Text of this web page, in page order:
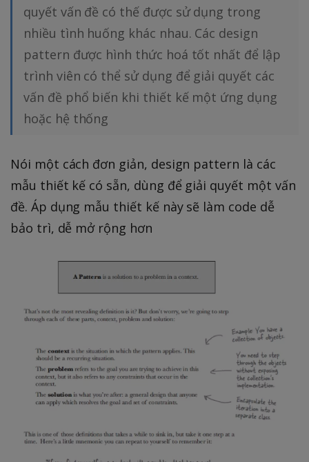
quyết vấn đề có thế được sử dụng trong
nhiều tình huống khác nhau. Các design
pattern được hình thức hoá tốt nhất để lập
trình viên có thể sử dụng để giải quyết các
vấn đề phổ biến khi thiết kế một ứng dụng
hoặc hệ thống
Nói một cách đơn giản, design pattern là các
mẫu thiết kế có sẵn, dùng để giải quyết một vấn
đề. Áp dụng mẫu thiết kế này sẽ làm code dễ
bảo trì, dễ mở rộng hơn